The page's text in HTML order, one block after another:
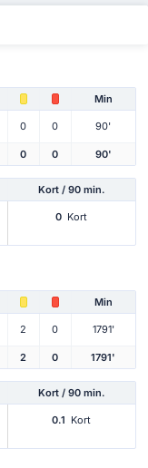
Min
0 0 90'
0 0 90'
Kort / 90 min.
0 Kort
Min
2 0 1791'
2 0 1791'
Kort / 90 min.
0.1 Kort